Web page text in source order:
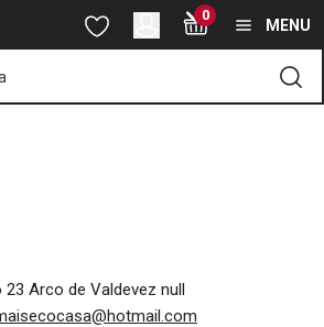
para o conteúdo principal
para a pesquisa
para a navegação 0
MENU
23 Arco de Valdevez null